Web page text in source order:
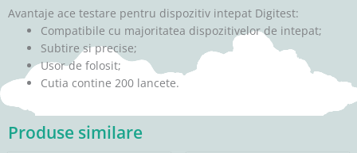
Avantaje ace testare pentru dispozitiv intepat Digitest:
Compatibile cu majoritatea dispozitivelor de intepat;
Subtire si precise;
Usor de folosit;
Cutia contine 200 lancete.
Produse similare